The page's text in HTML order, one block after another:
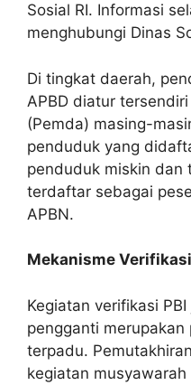
Sosial RI. Informasi
menghubungi Dinas
Di tingkat daerah,
APBD diatur
(Pemda) masing-
penduduk yang
penduduk miskin dan
terdaftar sebagai
APBN.
Mekanisme Verifikasi
Kegiatan verifikasi
pengganti
terpadu.
kegiatan